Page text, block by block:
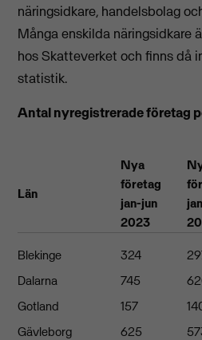
näringsidkare, handelsbolag
Många enskilda näringsidkare
hos Skatteverket och finns då
statistik.
Antal nyregistrerade företag
Län
Nya
företag
jan-jun
2023
Blekinge 324
Dalarna
745
Gotland
157
Gävleborg
625